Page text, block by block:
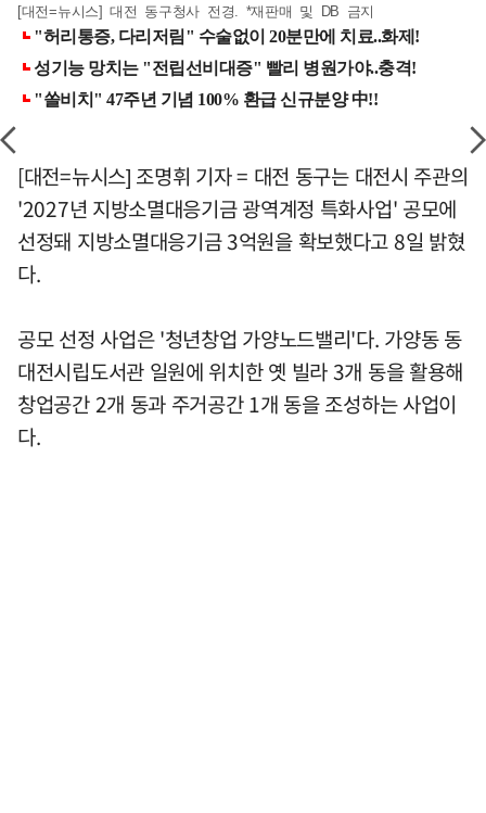
[대전=뉴시스] 대전 동구청사 전경. *재판매 및 DB 금지
[대전=뉴시스] 조명휘 기자 = 대전 동구는 대전시 주관의
'2027년 지방소멸대응기금 광역계정 특화사업' 공모에
선정돼 지방소멸대응기금 3억원을 확보했다고 8일 밝혔
다.
공모 선정 사업은 '청년창업 가양노드밸리'다. 가양동 동
대전시립도서관 일원에 위치한 옛 빌라 3개 동을 활용해
창업공간 2개 동과 주거공간 1개 동을 조성하는 사업이
다.